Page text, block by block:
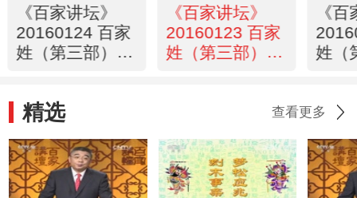
《百家讲坛》
20160124 百家
姓（第三部） 6
《百家讲坛》
20160123 百家
姓（第三部） 5
《
姓（
精选 查看更多